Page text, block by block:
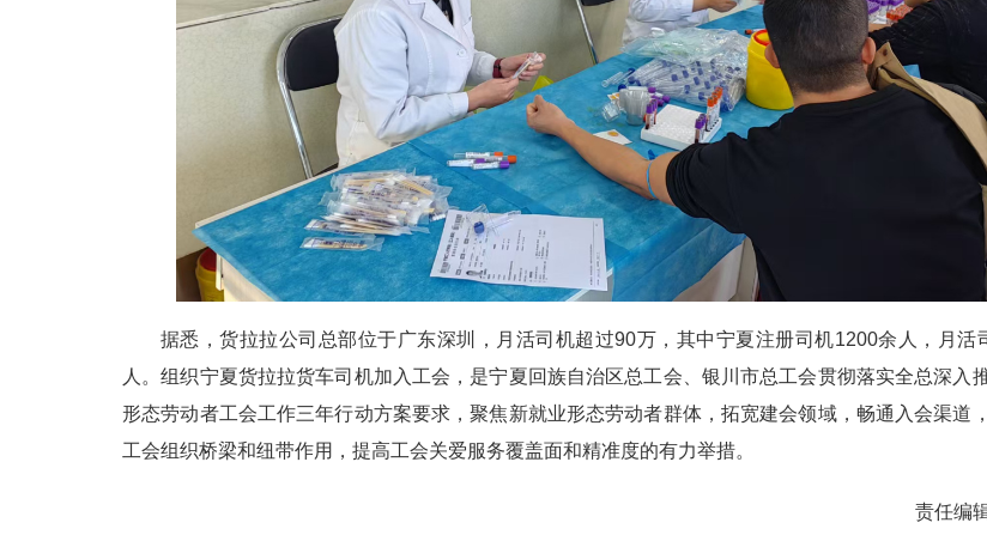
据悉，货拉拉公司总部位于广东深圳，月活司机超过90万，其中宁夏注册司机1200余人，月活
人。组织宁夏货拉拉货车司机加入工会，是宁夏回族自治区总工会、银川市总工会贯彻落实全总深入
形态劳动者工会工作三年行动方案要求，聚焦新就业形态劳动者群体，拓宽建会领域，畅通入会渠道
工会组织桥梁和纽带作用，提高工会关爱服务覆盖面和精准度的有力举措。
责任编